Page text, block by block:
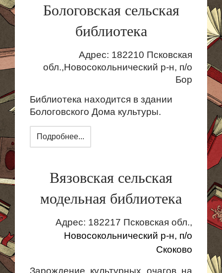
Бологовская сельская
библиотека
Адрес: 182210 Псковская
обл.,Новосокольнический р-н, п/о
Бор
Библиотека находится в здании
Бологовского Дома культуры.
Подробнее...
Вязовская сельская
модельная библиотека
Адрес: 182217 Псковская обл.,
Новосокольнический р-н, п/о
Скоково
Зарождение культурных очагов на